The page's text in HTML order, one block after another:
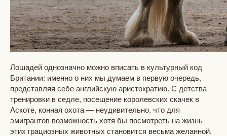
Лошадей однозначно можно вписать в культурный код
Британии: именно о них мы думаем в первую очередь,
представляя себе английскую аристократию. С детства
тренировки в седле, посещение королевских скачек в
Аскоте, конная охота — неудивительно, что для
эмигрантов возможность хотя бы посмотреть на жизнь
этих грациозных животных становится весьма желанной.